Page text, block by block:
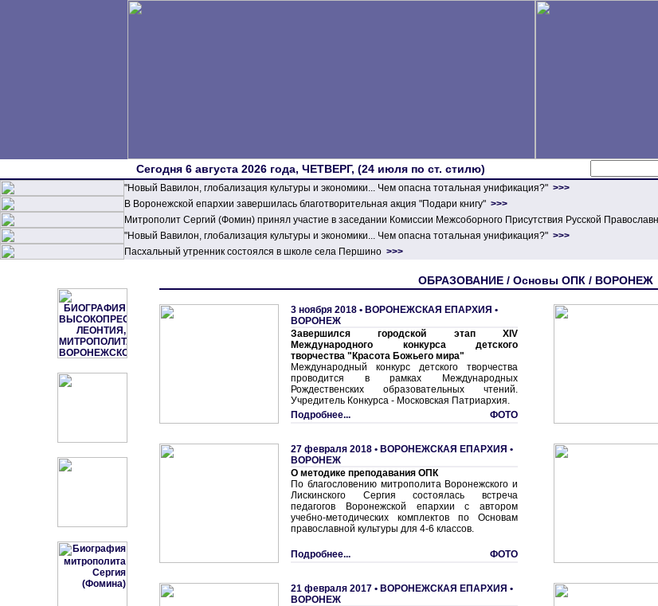
Сегодня 6 августа 2026 года, ЧЕТВЕРГ, (24 июля по ст. стилю)
"Новый Вавилон, глобализация культуры и экономики... Чем опасна тотальная унификация?" >>>
В Воронежской епархии завершилась благотворительная акция "Подари книгу" >>>
Митрополит Сергий (Фомин) принял участие в заседании Комиссии Межсоборного Присутствия Русской
"Новый Вавилон, глобализация культуры и экономики... Чем опасна тотальная унификация?" >>>
Пасхальный утренник состоялся в школе села Першино >>>
ОБРАЗОВАНИЕ / Основы ОПК / ВОРОНЕЖ
3 ноября 2018 • ВОРОНЕЖСКАЯ ЕПАРХИЯ •
ВОРОНЕЖ
Завершился городской этап XIV
Международного конкурса детского
творчества "Красота Божьего мира"
Международный конкурс детского творчества
проводится в рамках Международных
Рождественских образовательных чтений.
Учредитель Конкурса - Московская Патриархия.
Подробнее...
ФОТО
27 февраля 2018 • ВОРОНЕЖСКАЯ ЕПАРХИЯ •
ВОРОНЕЖ
О методике преподавания ОПК
По благословению митрополита Воронежского и
Лискинского Сергия состоялась встреча
педагогов Воронежской епархии с автором
учебно-методических комплектов по Основам
православной культуры для 4-6 классов.
Подробнее... ФОТО
21 февраля 2017 • ВОРОНЕЖСКАЯ ЕПАРХИЯ •
ВОРОНЕЖ